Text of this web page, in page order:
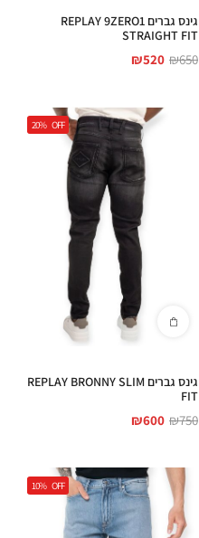
גינס גברים REPLAY 9ZERO1
STRAIGHT FIT
₪650
₪520
20% OFF
גינס גברים REPLAY BRONNY SLIM
FIT
₪750
₪600
10% OFF